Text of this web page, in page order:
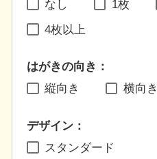
なし
1枚
4枚以上
はがきの向き：
縦向き
横向き
デザイン：
スタンダード